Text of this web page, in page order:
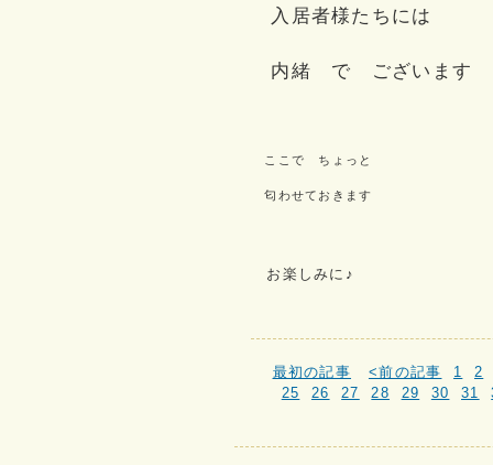
入居者様たちには
内緒 で ございます
ここで ちょっと
匂わせておきます
お楽しみに♪
最初の記事 <前の記事 1
2
25
26 27 28 29 30 31